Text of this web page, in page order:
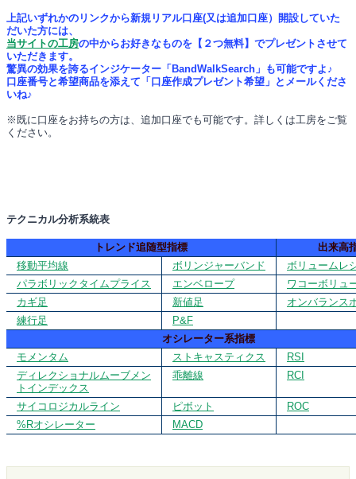
上記いずれかのリンクから新規リアル口座(又は追加口座）開設していた
だいた方には、
当サイトの工房の中からお好きなものを【２つ無料】でプレゼントさせて
いただきます。
驚異の効果を誇るインジケーター「BandWalkSearch」も可能ですよ♪
口座番号と希望商品を添えて「口座作成プレゼント希望」とメールくださ
いね♪
※既に口座をお持ちの方は、追加口座でも可能です。詳しくは工房をご覧
ください。
テクニカル分析系統表
トレンド追随型指標
出来高
移動平均線
ボリンジャーバンド
ボリュームレ
パラボリックタイムプライス
エンベロープ
ワコーボリュ
カギ足
新値足
オンバランス
練行足
P&F
オシレーター系指標
モメンタム
ストキャスティクス
RSI
ディレクショナルムーブメン
トインデックス
乖離線 RCI
サイコロジカルライン ピボット
ROC
%Rオシレーター
MACD